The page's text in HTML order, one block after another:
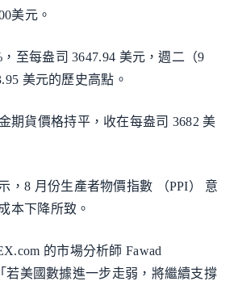
美元。
至每盎司 3647.94 美元，週二（9
美元的歷史高點。
期貨價格持平，收在每盎司 3682 美
，8 月份生產者物價指數 （PPI） 意
本下降所致。
的市場分析師 Fawad
若美國數據進一步走弱，將繼續支撐